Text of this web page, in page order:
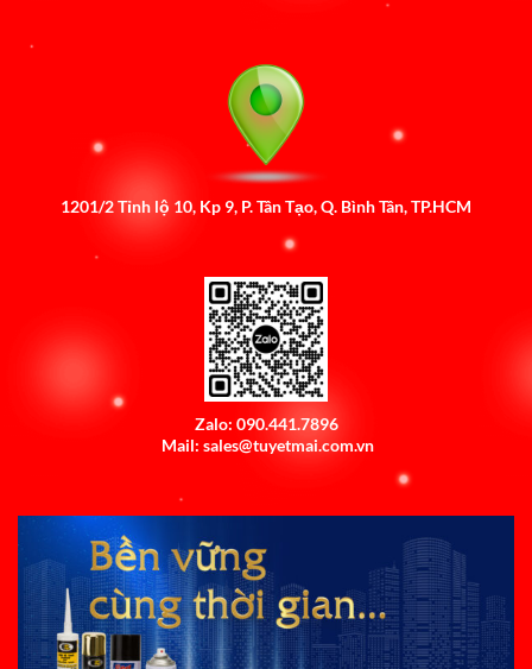
1201/2 Tỉnh lộ 10, Kp 9, P. Tân Tạo, Q. Bình Tân, TP.HCM
Zalo: 090.441.7896
Mail: sales@tuyetmai.com.vn